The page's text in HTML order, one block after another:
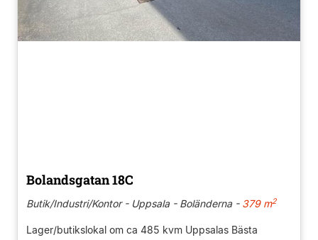
Bolandsgatan 18C
Butik/Industri/Kontor - Uppsala - Boländerna -379 m2
Lager/butikslokal om ca 485 kvm Uppsalas Bästa